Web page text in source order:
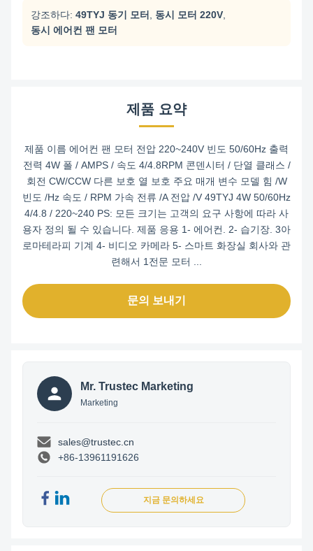
강조하다: 49TYJ 동기 모터 동시 모터 220V
동시 에어컨 팬 모터
제품 요약
제품 이름 에어컨 팬 모터 전압 220~240V 빈도 50/60Hz 출력
전력 4W 폴 / AMPS / 속도 4/4.8RPM 콘덴시터 / 단열 클래스 /
회전 CW/CCW 다른 보호 열 보호 주요 매개 변수 모델 힘 /W
빈도 /Hz 속도 / RPM 가속 전류 /A 전압 /V 49TYJ 4W 50/60Hz
4/4.8 / 220~240 PS: 모든 크기는 고객의 요구 사항에 따라 사
용자 정의 될 수 있습니다. 제품 응용 1- 에어컨. 2- 습기장. 3아
로마테라피 기계 4- 비디오 카메라 5- 스마트 화장실 회사와 관
련해서 1전문 모터 ...
문의 보내기
Mr. Trustec Marketing
Marketing
sales@trustec.cn
+86-13961191626
지금 문의하세요